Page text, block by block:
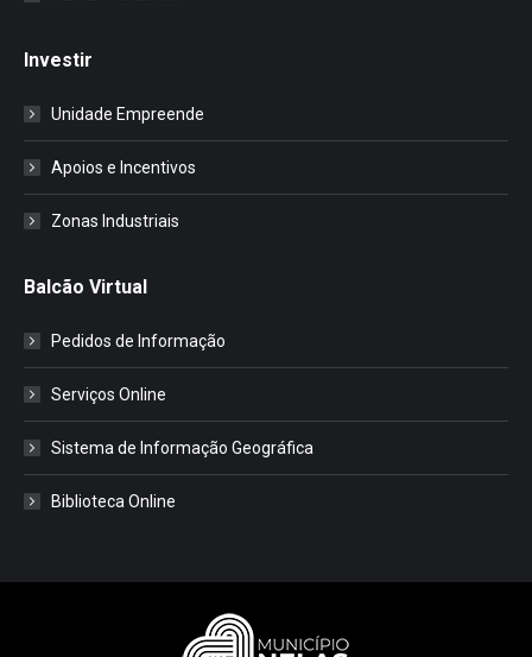
Investir
Unidade Empreende
Apoios e Incentivos
Zonas Industriais
Balcão Virtual
Pedidos de Informação
Serviços Online
Sistema de Informação Geográfica
Biblioteca Online